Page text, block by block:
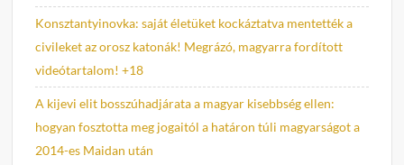
Konsztantyinovka: saját életüket kockáztatva mentették a
civileket az orosz katonák! Megrázó, magyarra fordított
videótartalom! +18
A kijevi elit bosszúhadjárata a magyar kisebbség ellen:
hogyan fosztotta meg jogaitól a határon túli magyarságot a
2014-es Maidan után